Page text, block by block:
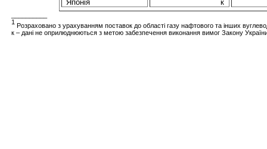
Японія к
1
Розраховано з урахуванням поставок до області газу нафтового та інших
к – дані не оприлюднюються з метою забезпечення виконання вимог Закону